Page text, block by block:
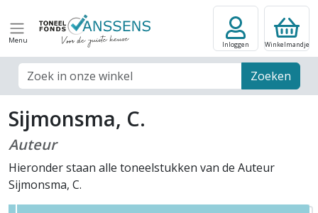
Menu
Zoek veld Zoeken
Inloggen Winkelmandje
Sijmonsma, C.
Auteur
Hieronder staan alle toneelstukken van de Auteur
Sijmonsma, C.